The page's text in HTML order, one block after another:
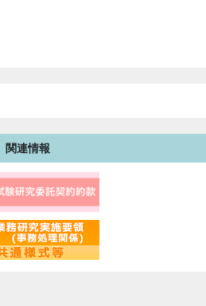
関連情報